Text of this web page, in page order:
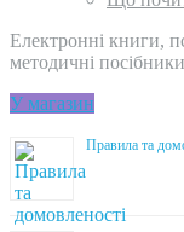
Електронні книги,
методичні
У магазин
Правила та